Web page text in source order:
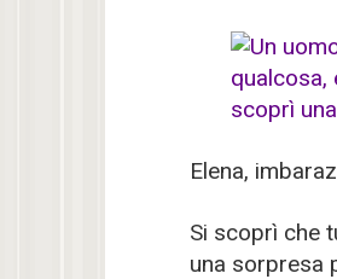
Elena,
Si scoprì che
una sorpresa